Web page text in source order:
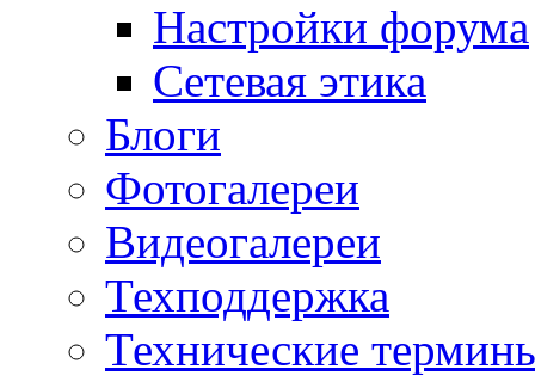
Настройки форума
Сетевая этика
Блоги
Фотогалереи
Видеогалереи
Техподдержка
Технические